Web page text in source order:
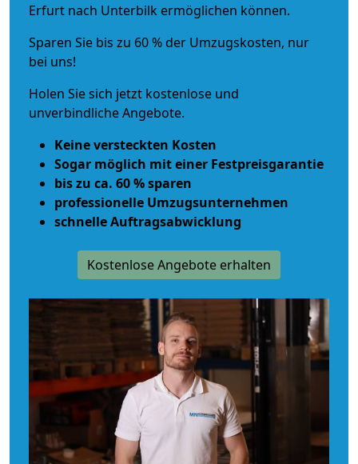
Erfurt nach Unterbilk ermöglichen können.
Sparen Sie bis zu 60 % der Umzugskosten, nur
bei uns!
Holen Sie sich jetzt kostenlose und
unverbindliche Angebote.
Keine versteckten Kosten
Sogar möglich mit einer Festpreisgarantie
bis zu ca. 60 % sparen
professionelle Umzugsunternehmen
schnelle Auftragsabwicklung
Kostenlose Angebote erhalten